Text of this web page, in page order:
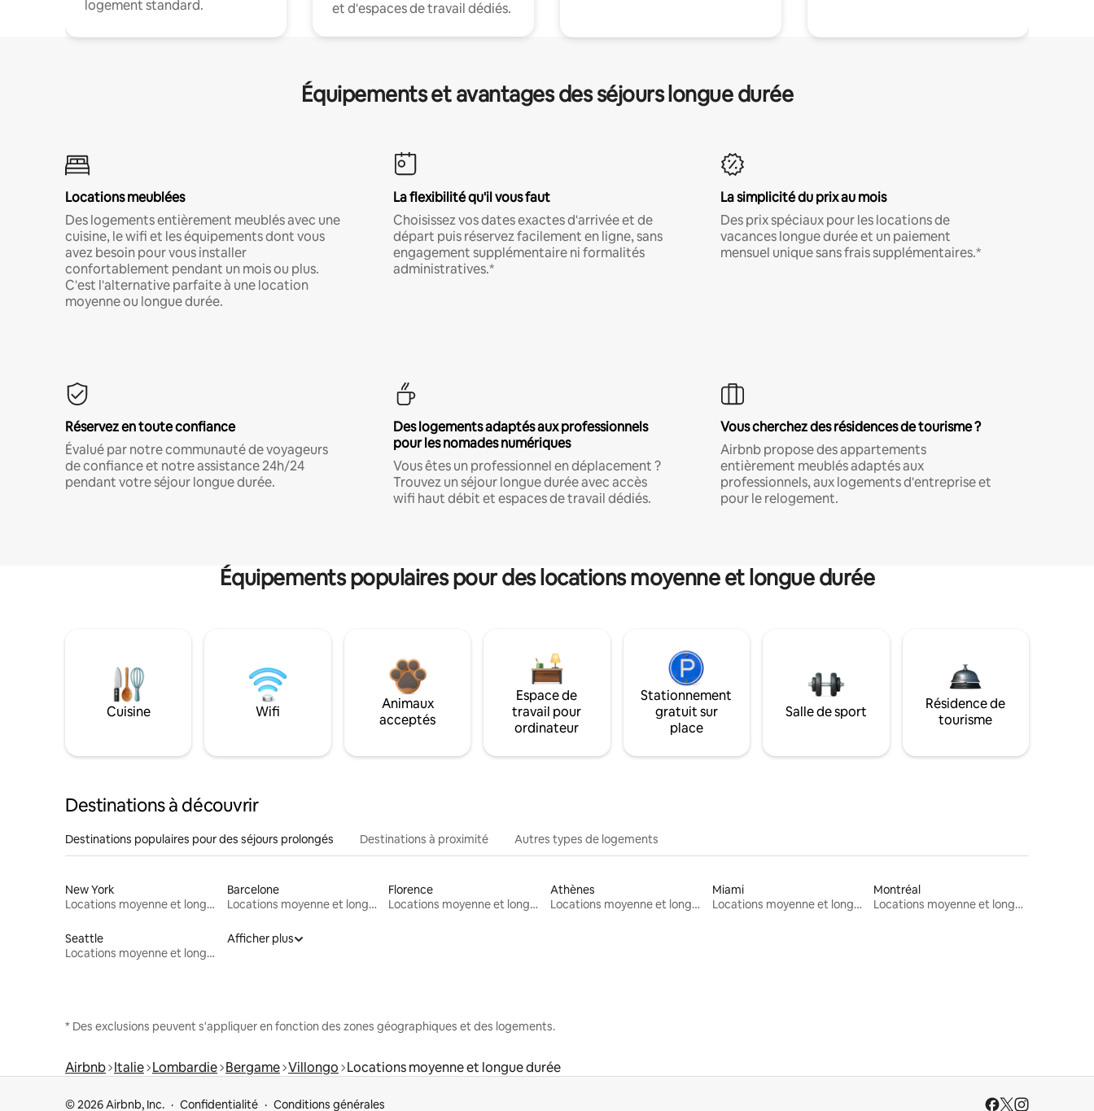
logement standard.
et d'espaces de travail dédiés.
Équipements et avantages des séjours longue durée
Locations meublées
Des logements entièrement meublés avec une
cuisine, le wifi et les équipements dont vous
avez besoin pour vous installer
confortablement pendant un mois ou plus.
C'est l'alternative parfaite à une location
moyenne ou longue durée.
La flexibilité qu'il vous faut
Choisissez vos dates exactes d'arrivée et de
départ puis réservez facilement en ligne, sans
engagement supplémentaire ni formalités
administratives.*
La simplicité du prix au mois
Des prix spéciaux pour les locations de
vacances longue durée et un paiement
mensuel unique sans frais supplémentaires.*
Réservez en toute confiance
Évalué par notre communauté de voyageurs
de confiance et notre assistance 24h/24
pendant votre séjour longue durée.
Des logements adaptés aux professionnels
pour les nomades numériques
Vous êtes un professionnel en déplacement ?
Trouvez un séjour longue durée avec accès
wifi haut débit et espaces de travail dédiés.
Vous cherchez des résidences de tourisme ?
Airbnb propose des appartements
entièrement meublés adaptés aux
professionnels, aux logements d'entreprise et
pour le relogement.
Équipements populaires pour des locations moyenne et longue durée
Cuisine Wifi
Animaux
acceptés
Espace de
travail pour
ordinateur
Stationnement
gratuit sur
place
Salle de sport
Résidence de
tourisme
Destinations à découvrir
Destinations populaires pour des séjours prolongés Destinations à proximité Autres types de logements
New York
Locations moyenne et longue durée
Barcelone
Locations moyenne et longue durée
Florence
Locations moyenne et longue durée
Athènes
Locations moyenne et longue durée
Miami
Locations moyenne et longue durée
Montréal
Locations moyenne et longue durée
Seattle
Locations moyenne et longue durée
Afficher plus
* Des exclusions peuvent s'appliquer en fonction des zones géographiques et des logements.
Airbnb Italie Lombardie Bergame Villongo Locations moyenne et longue durée
© 2026 Airbnb, Inc. Confidentialité Conditions générales